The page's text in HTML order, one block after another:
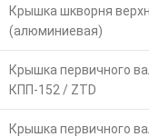
Крышка шкворня
(алюминиевая)
Крышка первичного
КПП-152 / ZTD
Крышка первичного